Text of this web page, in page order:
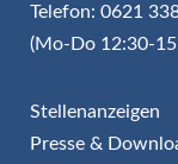
Telefon: 0621
(Mo-Do 12:30-
Stellenanzeigen
Presse &